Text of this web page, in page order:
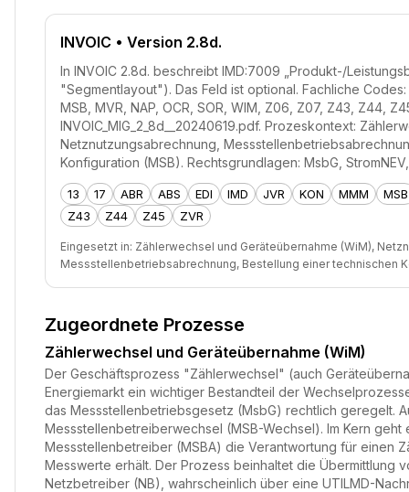
INVOIC • Version 2.8d.
In INVOIC 2.8d. beschreibt IMD:7009 „Produkt-/
"Segmentlayout"). Das Feld ist optional. Fachliche Codes:
MSB, MVR, NAP, OCR, SOR, WIM, Z06, Z07, Z43, Z44,
INVOIC_MIG_2_8d__20240619.pdf. Prozeskontext:
Netznutzungsabrechnung,
Konfiguration (MSB). Rechtsgrundlagen: MsbG,
13 17 ABR ABS EDI IMD JVR KON MMM
MSB
Z43
Z44 Z45 ZVR
Eingesetzt in: Zählerwechsel und Geräteübernahme (WiM),
Messstellenbetriebsabrechnung, Bestellung einer technischen
Zugeordnete Prozesse
Zählerwechsel und Geräteübernahme (WiM)
Der Geschäftsprozess "Zählerwechsel" (auch
Energiemarkt ein wichtiger Bestandteil der
das Messstellenbetriebsgesetz (MsbG) rechtlich geregelt.
Messstellenbetreiberwechsel (MSB-Wechsel). Im Kern geht
Messstellenbetreiber (MSBA) die Verantwortung für einen
Messwerte erhält. Der Prozess beinhaltet die Übermittlung
Netzbetreiber (NB), wahrscheinlich über eine UTILMD-